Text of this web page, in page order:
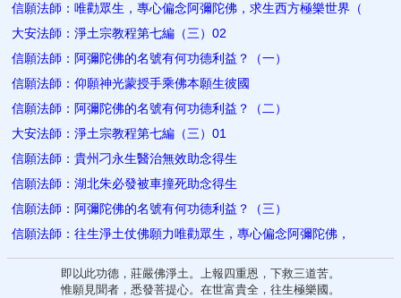
信願法師：唯勸眾生，專心偏念阿彌陀佛，求生西方極樂世界（
大安法師：淨土宗教程第七編（三）02
信願法師：阿彌陀佛的名號有何功德利益？（一）
信願法師：仰願神光蒙授手乘佛本願生彼國
信願法師：阿彌陀佛的名號有何功德利益？（二）
大安法師：淨土宗教程第七編（三）01
信願法師：貴州刁永生醫治無效助念得生
信願法師：湖北朱必發被車撞死助念得生
信願法師：阿彌陀佛的名號有何功德利益？（三）
信願法師：往生淨土仗佛願力唯勸眾生，專心偏念阿彌陀佛，
即以此功德，莊嚴佛淨土。上報四重恩，下救三道苦。
惟願見聞者，悉發菩提心。在世富貴全，往生極樂國。